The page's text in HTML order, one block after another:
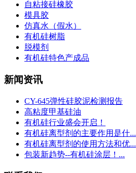
自粘接硅橡胶
模具胶
仿真水（假水）
有机硅树脂
脱模剂
有机硅特色产成品
新闻资讯
CY-645弹性硅胶泥检测报告
高粘度甲基硅油
有机硅行业盛会开启！
有机硅离型剂的主要作用是什...
有机硅离型剂的使用方法和优...
包装新趋势--有机硅涂层！...